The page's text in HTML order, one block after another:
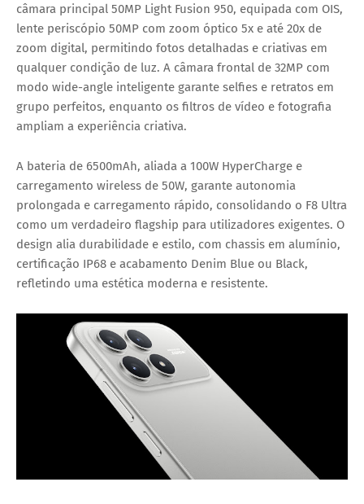
câmara principal 50MP Light Fusion 950, equipada com OIS,
lente periscópio 50MP com zoom óptico 5x e até 20x de
zoom digital, permitindo fotos detalhadas e criativas em
qualquer condição de luz. A câmara frontal de 32MP com
modo wide-angle inteligente garante selfies e retratos em
grupo perfeitos, enquanto os filtros de vídeo e fotografia
ampliam a experiência criativa.
A bateria de 6500mAh, aliada a 100W HyperCharge e
carregamento wireless de 50W, garante autonomia
prolongada e carregamento rápido, consolidando o F8 Ultra
como um verdadeiro flagship para utilizadores exigentes. O
design alia durabilidade e estilo, com chassis em alumínio,
certificação IP68 e acabamento Denim Blue ou Black,
refletindo uma estética moderna e resistente.